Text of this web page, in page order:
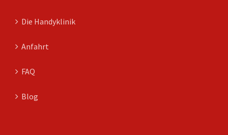
Die Handyklinik
Anfahrt
FAQ
Blog